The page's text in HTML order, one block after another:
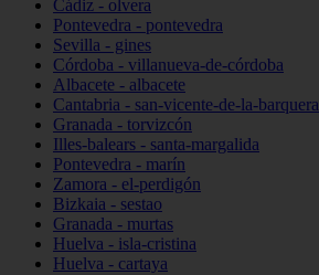
Cádiz - olvera
Pontevedra - pontevedra
Sevilla - gines
Córdoba - villanueva-de-córdoba
Albacete - albacete
Cantabria - san-vicente-de-la-barquera
Granada - torvizcón
Illes-balears - santa-margalida
Pontevedra - marín
Zamora - el-perdigón
Bizkaia - sestao
Granada - murtas
Huelva - isla-cristina
Huelva - cartaya